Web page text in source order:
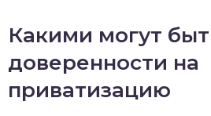
Какими могут
доверенности на
приватизацию